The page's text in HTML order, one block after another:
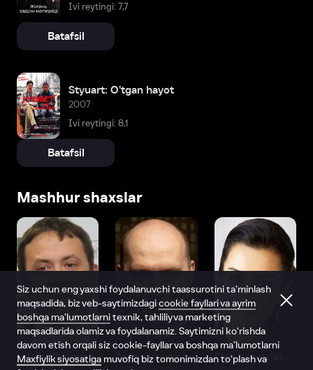
Ivi reytingi: 7,7
Batafsil
Styuart: O'tgan hayot
2007
Ivi reytingi: 8,1
Batafsil
Mashhur shaxslar
Vitaliy Shlyappo Sergey Burunov Tina Kandelaki
Siz uchun eng yaxshi foydalanuvchi taassurotini ta’minlash
maqsadida, biz veb-saytimizdagicookie fayllari va ayrim
boshqa ma’lumotlarnitexnik, tahliliy va marketing
maqsadlarida olamiz va foydalanamiz. Saytimizni ko‘rishda
davom etish orqali siz cookie-fayllar va boshqa ma’lumotlarni
Maxfiylik siyosatiga muvofiq biz tomonimizdan to‘plash va